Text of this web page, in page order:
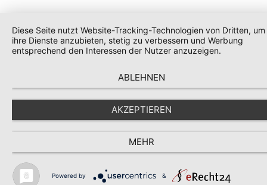
Diese Seite nutzt Website-Tracking-Technologien von Dritten, um
ihre Dienste anzubieten, stetig zu verbessern und Werbung
entsprechend den Interessen der Nutzer anzuzeigen.
ABLEHNEN
AKZEPTIEREN
MEHR
Powered by &